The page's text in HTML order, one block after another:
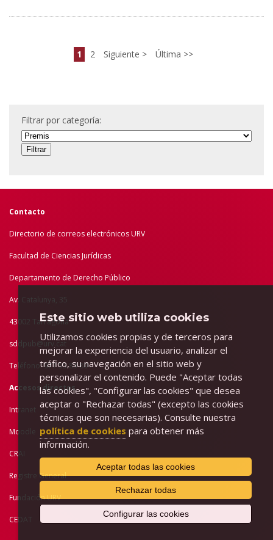
1 2 Siguiente Última
Filtrar por categoría:
Contacto
Directorio de correos electrónicos URV
Facultad de Ciencias Jurídicas
Departamento de Derecho Público
Av. Catalunya, 35
43002 Tarragona
sddpub@urv.cat
Teléfono: 977 55 83 80
Accesos directos
Intranet
Moodle
CRAI
Registre General
Fundación URV
CEDAT
Este sitio web utiliza cookies
Utilizamos cookies propias y de terceros para
mejorar la experiencia del usuario, analizar el
tráfico, su navegación en el sitio web y
personalizar el contenido. Puede "Aceptar todas
las cookies", "Configurar las cookies" que desea
aceptar o "Rechazar todas" (excepto las cookies
técnicas que son necesarias). Consulte nuestra
política de cookies para obtener más
información.
Aceptar todas las cookies
Rechazar todas
Configurar las cookies